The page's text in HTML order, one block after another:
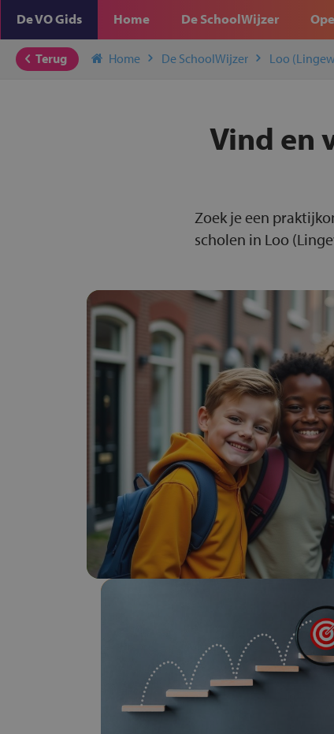
De VO Gids Home De SchoolWijzer
Terug Home De SchoolWijzer Loo
Vind en
Zoek je een
scholen in Loo